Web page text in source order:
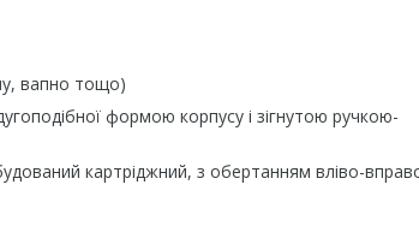
вапно тощо)
формою корпусу і зігнутою ручкою-
картріджний, з обертанням вліво-